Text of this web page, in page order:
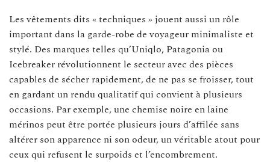
Les vêtements dits « techniques » jouent aussi un rôle
important dans la garde-robe de voyageur minimaliste et
stylé. Des marques telles qu’Uniqlo, Patagonia ou
Icebreaker révolutionnent le secteur avec des pièces
capables de sécher rapidement, de ne pas se froisser, tout
en gardant un rendu qualitatif qui convient à plusieurs
occasions. Par exemple, une chemise noire en laine
mérinos peut être portée plusieurs jours d’affilée sans
altérer son apparence ni son odeur, un véritable atout pour
ceux qui refusent le surpoids et l’encombrement.